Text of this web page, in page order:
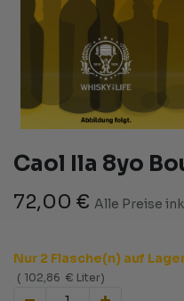
Caol Ila 8yo
72,00 € Alle Preise
Nur 2 Flasche(n) auf
( 102,86 € Liter)